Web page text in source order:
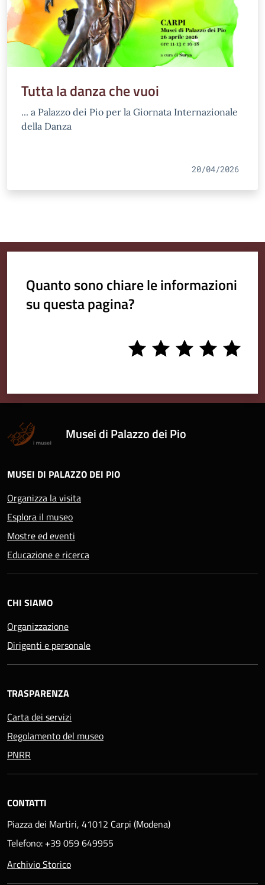
Tutta la danza che vuoi
... a Palazzo dei Pio per la Giornata Internazionale
della Danza
20/04/2026
Quanto sono chiare le informazioni
su questa pagina?
5
stars
4
stars
3
stars
2
stars
1
stars
Musei di Palazzo dei Pio
MUSEI DI PALAZZO DEI PIO
Organizza la visita
Esplora il museo
Mostre ed eventi
Educazione e ricerca
CHI SIAMO
Organizzazione
Dirigenti e personale
TRASPARENZA
Carta dei servizi
Regolamento del museo
PNRR
CONTATTI
Piazza dei Martiri, 41012 Carpi (Modena)
Telefono: +39 059 649955
Archivio Storico